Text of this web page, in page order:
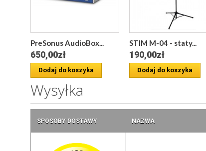
PreSonus AudioBox...
650,00zł
Dodaj do koszyka
STIM M-04 - staty...
190,00zł
Dodaj do koszyka
Wysyłka
SPOSOBY DOSTAWY NAZWA